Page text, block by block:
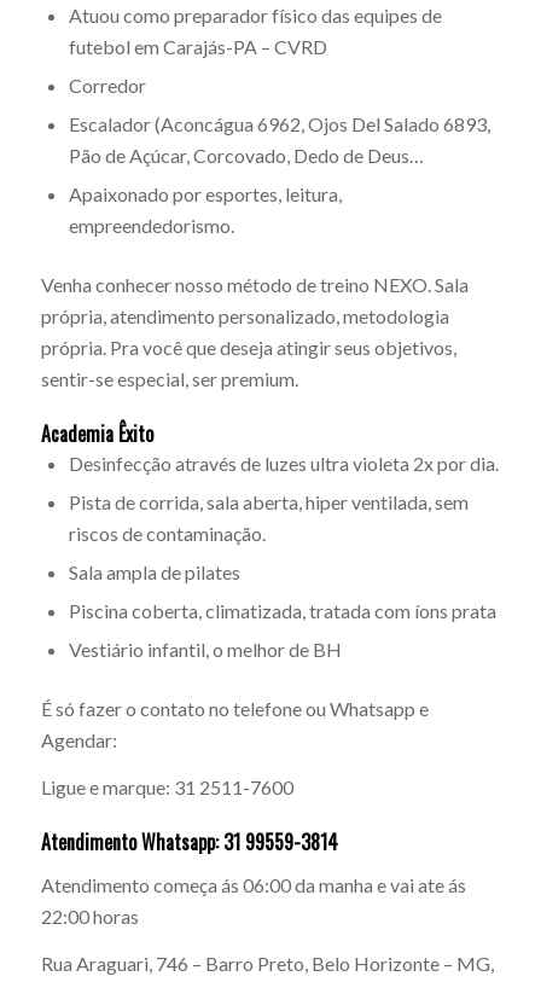
Atuou como preparador físico das equipes de
futebol em Carajás-PA – CVRD
Corredor
Escalador (Aconcágua 6962, Ojos Del Salado 6893,
Pão de Açúcar, Corcovado, Dedo de Deus…
Apaixonado por esportes, leitura,
empreendedorismo.
Venha conhecer nosso método de treino NEXO. Sala
própria, atendimento personalizado, metodologia
própria. Pra você que deseja atingir seus objetivos,
sentir-se especial, ser premium.
Academia Êxito
Desinfecção através de luzes ultra violeta 2x por dia.
Pista de corrida, sala aberta, hiper ventilada, sem
riscos de contaminação.
Sala ampla de pilates
Piscina coberta, climatizada, tratada com íons prata
Vestiário infantil, o melhor de BH
É só fazer o contato no telefone ou Whatsapp e
Agendar:
Ligue e marque: 31 2511-7600
Atendimento Whatsapp: 31 99559-3814
Atendimento começa ás 06:00 da manha e vai ate ás
22:00 horas
Rua Araguari, 746 – Barro Preto, Belo Horizonte – MG,